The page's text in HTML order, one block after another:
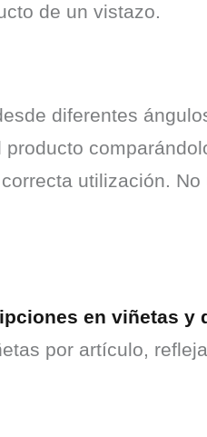
de un vistazo.
diferentes
utilización.
en viñetas y
por artículo,